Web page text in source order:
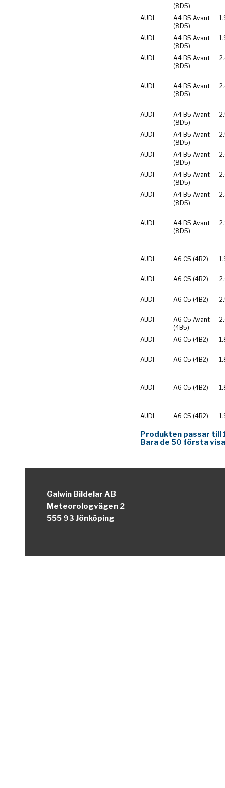
(8D5)
AUDI
A4 B5 Avant
(8D5)
AUDI
A4 B5 Avant
(8D5)
AUDI
A4 B5 Avant
(8D5)
AUDI
A4 B5 Avant
(8D5)
AUDI
A4 B5 Avant
(8D5)
AUDI
A4 B5 Avant
(8D5)
AUDI
A4 B5 Avant
(8D5)
AUDI
A4 B5 Avant
(8D5)
AUDI
A4 B5 Avant
(8D5)
AUDI
A4 B5 Avant
(8D5)
AUDI A6 C5 (4B2)
AUDI A6 C5 (4B2)
AUDI A6 C5 (4B2)
AUDI
A6 C5 Avant
(4B5)
AUDI A6 C5 (4B2)
AUDI A6 C5 (4B2)
AUDI A6 C5 (4B2)
AUDI A6 C5 (4B2)
Produkten passar till
Bara de 50 första
Galwin Bildelar AB
Meteorologvägen 2
555 93 Jönköping